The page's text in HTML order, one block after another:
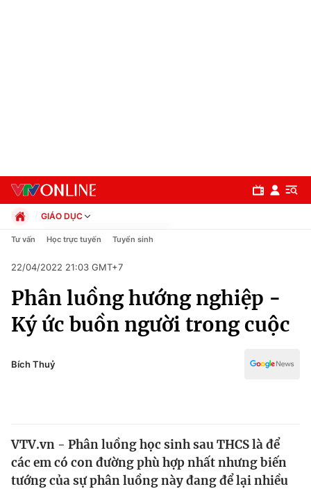
Chuyên mục
Chính trị
Thế giới
GIÁO DỤC
Chính trị
Pháp luật
Kinh tế
Thể thao
Truyền hình
Y tế
Tư vấn Học trực tuyến Tuyển sinh
22/04/2022 21:03 GMT+7
Phân luồng hướng nghiệp -
Ký ức buồn người trong cuộc
Bích Thuỷ
VTV.vn - Phân luồng học sinh sau THCS là để
các em có con đường phù hợp nhất nhưng biến
tướng của sự phân luồng này đang để lại nhiều